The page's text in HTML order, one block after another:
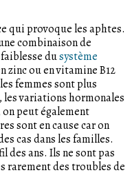
qui provoque les aphtes.
combinaison de
dusystème
zinc ou en vitamine B12
femmes sont plus
les variations hormonales
peut également
sont en cause car on
cas dans les familles.
des ans. Ils ne sont pas
rarement des troubles de